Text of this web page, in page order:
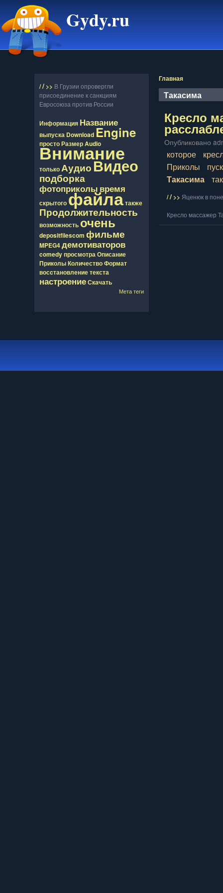
Gydy.ru
// >> В Грузии опровергли
присоединение к санкциям
Евросоюза против России
Информация Название
выпуска Download Engine
простоРазмерAudio
Внимание
толькоАудиоВидео
подборка
фотоприколы время
скрытогофайлатакже
Продолжительность
возможность очень
depositfilescom фильме
MPEG4демотиваторов
comedyпросмотраОписание
ПриколыКоличествоФормат
восcтановлениетекста
настроениеСкачать
Мета теги
Главная
Такасима
Кресло
Опубликовано
которое
Приколы
Такасима
// >> Яценюк в
Кресло массажер